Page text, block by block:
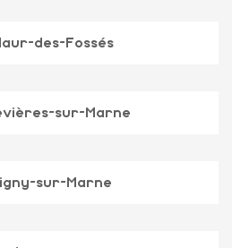
des-Fossés
sur-Marne
sur-Marne